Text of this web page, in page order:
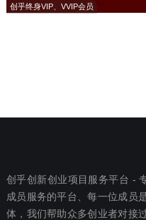
创乎终身VIP、VVIP会员
创乎创新创业项目服务平台 -
成员服务的平台、每一位成员
体，我们帮助众多创业者对接